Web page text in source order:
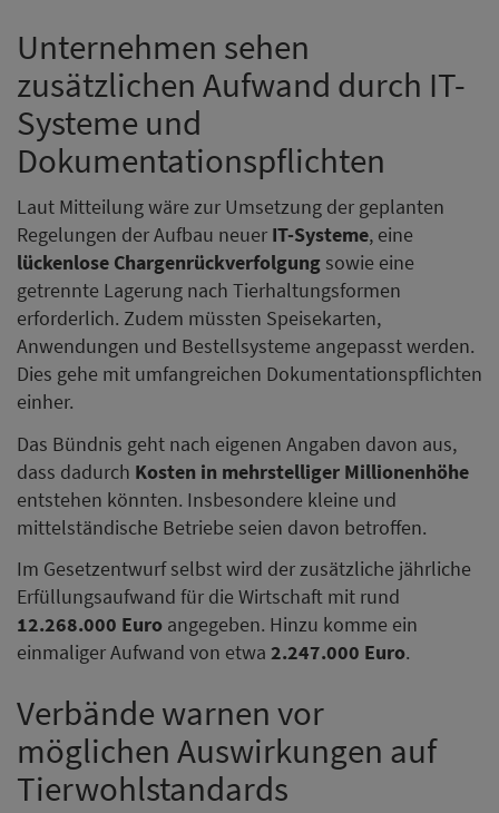
Unternehmen sehen
zusätzlichen Aufwand durch IT-
Systeme und
Dokumentationspflichten
Laut Mitteilung wäre zur Umsetzung der geplanten
Regelungen der Aufbau neuer IT-Systeme, eine
lückenlose Chargenrückverfolgung sowie eine
getrennte Lagerung nach Tierhaltungsformen
erforderlich. Zudem müssten Speisekarten,
Anwendungen und Bestellsysteme angepasst werden.
Dies gehe mit umfangreichen Dokumentationspflichten
einher.
Das Bündnis geht nach eigenen Angaben davon aus,
dass dadurch Kosten in mehrstelliger Millionenhöhe
entstehen könnten. Insbesondere kleine und
mittelständische Betriebe seien davon betroffen.
Im Gesetzentwurf selbst wird der zusätzliche jährliche
Erfüllungsaufwand für die Wirtschaft mit rund
12.268.000 Euro angegeben. Hinzu komme ein
einmaliger Aufwand von etwa 2.247.000 Euro.
Verbände warnen vor
möglichen Auswirkungen auf
Tierwohlstandards